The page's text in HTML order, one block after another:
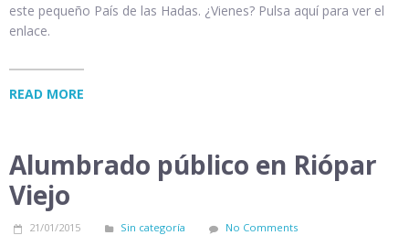
este pequeño País de las Hadas. ¿Vienes? Pulsa aquí para ver el
enlace.
READ MORE
Alumbrado público en Riópar
Viejo
21/01/2015 Sin categoría No Comments